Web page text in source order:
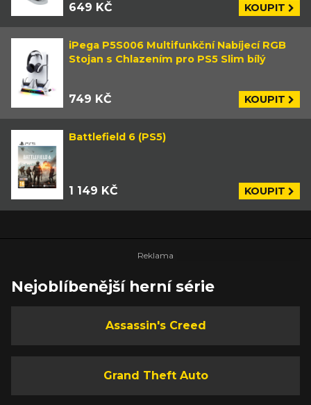
649 KČ KOUPIT
iPega P5S006 Multifunkční Nabíjecí RGB
Stojan s Chlazením pro PS5 Slim bílý
749 KČ KOUPIT
Battlefield 6 (PS5)
1 149 KČ KOUPIT
Nejoblíbenější herní série
Assassin's Creed
Grand Theft Auto